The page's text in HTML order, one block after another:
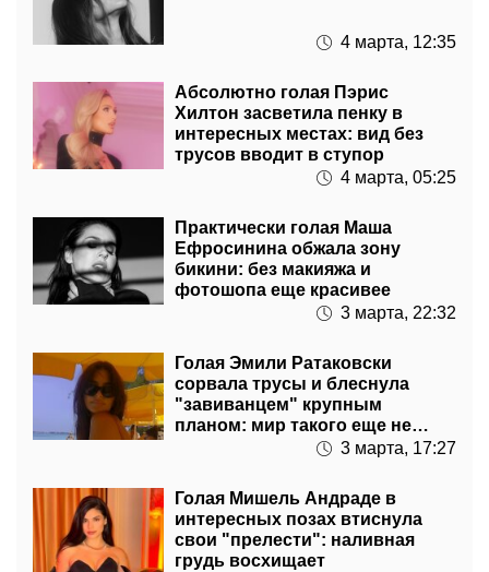
4 марта, 12:35
Абсолютно голая Пэрис
Хилтон засветила пенку в
интересных местах: вид без
трусов вводит в ступор
4 марта, 05:25
Практически голая Маша
Ефросинина обжала зону
бикини: без макияжа и
фотошопа еще красивее
3 марта, 22:32
Голая Эмили Ратаковски
сорвала трусы и блеснула
"завиванцем" крупным
планом: мир такого еще не
3 марта, 17:27
Голая Мишель Андраде в
интересных позах втиснула
свои "прелести": наливная
грудь восхищает